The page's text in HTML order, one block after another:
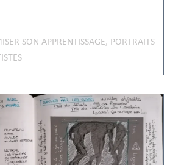
SON APPRENTISSAGE, PORTRAITS